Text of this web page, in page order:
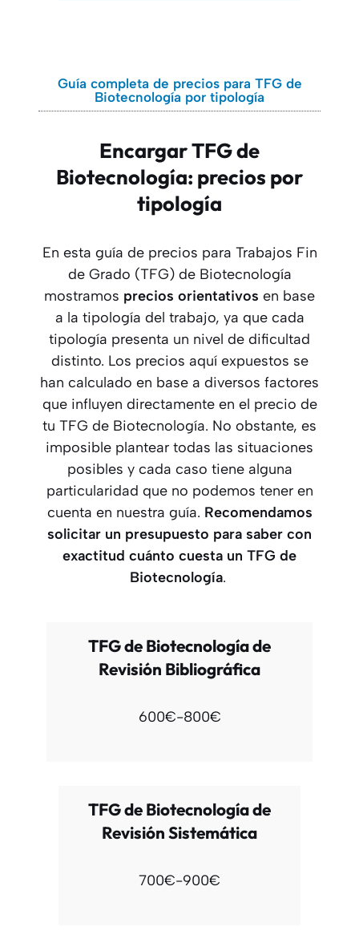
Guía completa de precios para TFG de
Biotecnología por tipología
Encargar TFG de
Biotecnología: precios por
tipología
En esta guía de precios para Trabajos Fin
de Grado (TFG) de Biotecnología
mostramos precios orientativos en base
a la tipología del trabajo, ya que cada
tipología presenta un nivel de dificultad
distinto. Los precios aquí expuestos se
han calculado en base a diversos factores
que influyen directamente en el precio de
tu TFG de Biotecnología. No obstante, es
imposible plantear todas las situaciones
posibles y cada caso tiene alguna
particularidad que no podemos tener en
cuenta en nuestra guía. Recomendamos
solicitar un presupuesto para saber con
exactitud cuánto cuesta un TFG de
Biotecnología.
TFG de Biotecnología de
Revisión Bibliográfica
600€-800€
TFG de Biotecnología de
Revisión Sistemática
700€-900€